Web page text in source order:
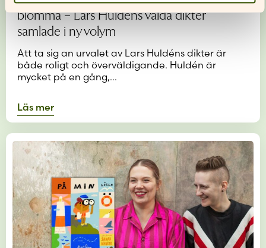
blomma – Lars Huldéns valda dikter
samlade i ny volym
Att ta sig an urvalet av Lars Huldéns dikter är
både roligt och överväldigande. Huldén är
mycket på en gång,…
Läs mer